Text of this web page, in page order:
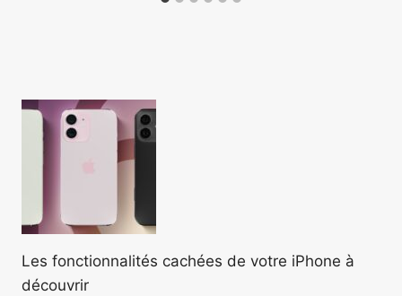
Les fonctionnalités cachées de votre iPhone à
découvrir